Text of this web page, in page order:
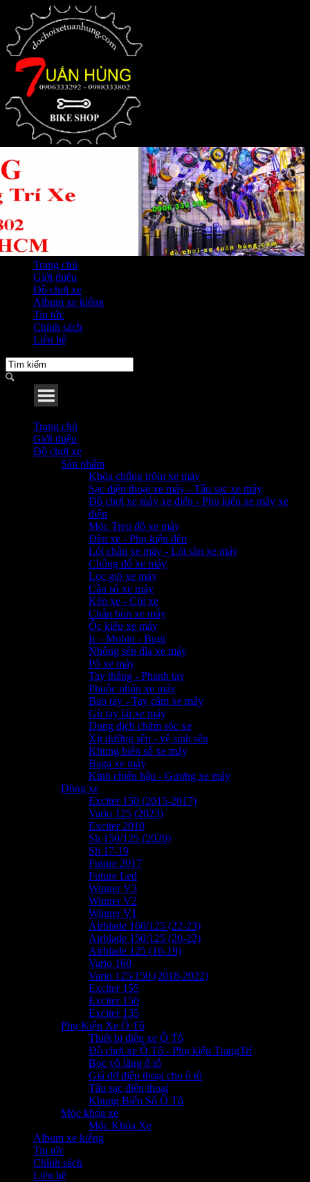
Trang chủ
Giới thiệu
Đồ chơi xe
Album xe kiểng
Tin tức
Chính sách
Liên hệ
Trang chủ
Giới thiệu
Đồ chơi xe
Sản phẩm
Khóa chống trộm xe máy
Sạc điện thoại xe máy - Tẩu sạc xe máy
Đồ chơi xe máy xe điện - Phụ kiện xe máy xe
điện
Móc Treo đồ xe máy
Đèn xe - Phụ kiện đèn
Lót chân xe máy - Lót sàn xe máy
Chống đổ xe máy
Lọc gió xe máy
Cần số xe máy
Kèn xe - Còi xe
Chắn bùn xe máy
Ốc kiểu xe máy
Ic - Mobin - Bugi
Nhông sên dĩa xe máy
Pô xe máy
Tay thắng - Phanh tay
Phuộc nhún xe máy
Bao tay - Tay cầm xe máy
Gù tay lái xe máy
Dung dịch chăm sóc xe
Xịt dưỡng sên - vệ sinh sên
Khung biển số xe máy
Baga xe máy
Kính chiếu hậu - Gương xe máy
Dòng xe
Exciter 150 (2015-2017)
Vario 125 (2023)
Exciter 2010
Sh 150/125 (2020)
Sh 17-19
Future 2017
Future Led
Winner V3
Winner V2
Winner V1
Airblade 160/125 (22-23)
Airblade 150/125 (20-22)
Airblade 125 (16-19)
Vario 160
Vario 125/150 (2018-2022)
Exciter 155
Exciter 150
Exciter 135
Phụ Kiện Xe Ô Tô
Thiết bị điện xe Ô Tô
Đồ chơi xe Ô Tô - Phụ kiện TrangTrí
Bọc vô lăng ô tô
Giá đỡ điện thoại cho ô tô
Tẩu sạc điện thoại
Khung Biển Số Ô Tô
Móc khóa xe
Móc Khóa Xe
Album xe kiểng
Tin tức
Chính sách
Liên hệ